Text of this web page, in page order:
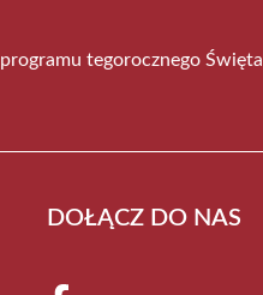
tegorocznego
DOŁĄCZ DO NAS